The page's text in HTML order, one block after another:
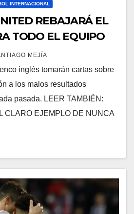
INTERNACIONAL
REBAJARÁ EL
TODO EL EQUIPO
MEJÍA
inglés tomarán cartas sobre
a los malos resultados
pasada. LEER TAMBIÉN:
CLARO EJEMPLO DE NUNCA